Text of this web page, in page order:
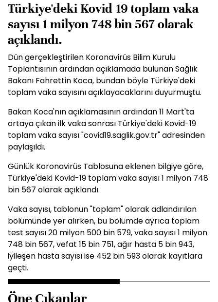
Türkiye'deki Kovid-19 toplam vaka
sayısı 1 milyon 748 bin 567 olarak
açıklandı.
Dün gerçekleştirilen Koronavirüs Bilim Kurulu
Toplantısının ardından açıklamada bulunan Sağlık
Bakanı Fahrettin Koca, bundan böyle Türkiye'deki
toplam vaka sayısını açıklayacaklarını duyurmuştu.
Bakan Koca'nın açıklamasının ardından 11 Mart'ta
ortaya çıkan ilk vaka sonrası Türkiye'deki Kovid-19
toplam vaka sayısı "covid19.saglik.gov.tr" adresinden
paylaşıldı.
Günlük Koronavirüs Tablosuna eklenen bilgiye göre,
Türkiye'deki Kovid-19 toplam vaka sayısı 1 milyon 748
bin 567 olarak açıklandı.
Vaka sayısı, tablonun "toplam" olarak adlandırılan
bölümünde yer alırken, bu bölümde ayrıca toplam
test sayısı 20 milyon 500 bin 579, vaka sayısı 1 milyon
748 bin 567, vefat 15 bin 751, ağır hasta 5 bin 943,
iyileşen hasta sayısı ise 452 bin 593 olarak kayıtlara
geçti.
Öne Çıkanlar